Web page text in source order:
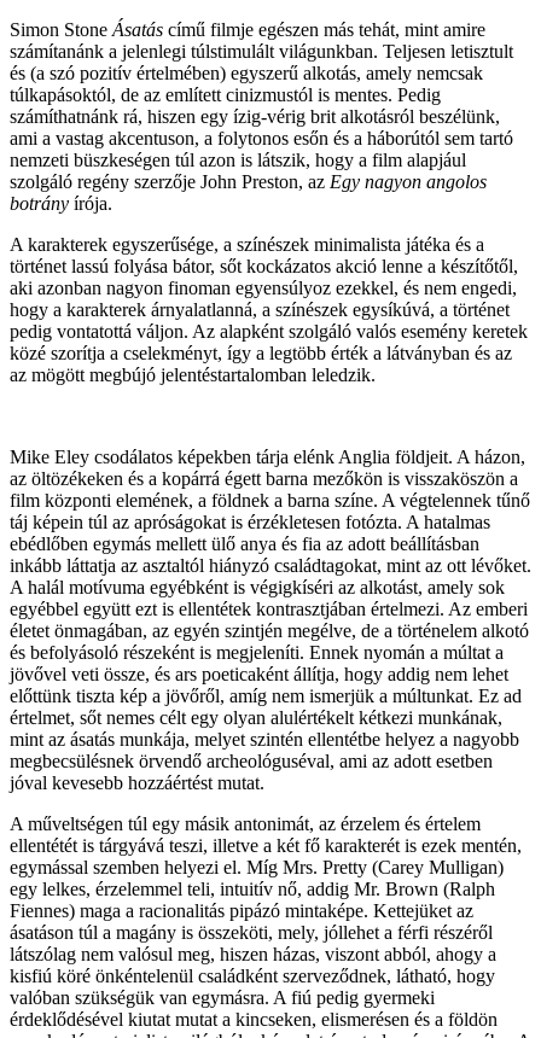
Simon Stone Ásatás című filmje egészen más tehát, mint amire
számítanánk a jelenlegi túlstimulált világunkban. Teljesen letisztult
és (a szó pozitív értelmében) egyszerű alkotás, amely nemcsak
túlkapásoktól, de az említett cinizmustól is mentes. Pedig
számíthatnánk rá, hiszen egy ízig-vérig brit alkotásról beszélünk,
ami a vastag akcentuson, a folytonos esőn és a háborútól sem tartó
nemzeti büszkeségen túl azon is látszik, hogy a film alapjául
szolgáló regény szerzője John Preston, az Egy nagyon angolos
botrány írója.
A karakterek egyszerűsége, a színészek minimalista játéka és a
történet lassú folyása bátor, sőt kockázatos akció lenne a készítőtől,
aki azonban nagyon finoman egyensúlyoz ezekkel, és nem engedi,
hogy a karakterek árnyalatlanná, a színészek egysíkúvá, a történet
pedig vontatottá váljon. Az alapként szolgáló valós esemény keretek
közé szorítja a cselekményt, így a legtöbb érték a látványban és az
az mögött megbújó jelentéstartalomban leledzik.
Mike Eley csodálatos képekben tárja elénk Anglia földjeit. A házon,
az öltözékeken és a kopárrá égett barna mezőkön is visszaköszön a
film központi elemének, a földnek a barna színe. A végtelennek tűnő
táj képein túl az apróságokat is érzékletesen fotózta. A hatalmas
ebédlőben egymás mellett ülő anya és fia az adott beállításban
inkább láttatja az asztaltól hiányzó családtagokat, mint az ott lévőket.
A halál motívuma egyébként is végigkíséri az alkotást, amely sok
egyébbel együtt ezt is ellentétek kontrasztjában értelmezi. Az emberi
életet önmagában, az egyén szintjén megélve, de a történelem alkotó
és befolyásoló részeként is megjeleníti. Ennek nyomán a múltat a
jövővel veti össze, és ars poeticaként állítja, hogy addig nem lehet
előttünk tiszta kép a jövőről, amíg nem ismerjük a múltunkat. Ez ad
értelmet, sőt nemes célt egy olyan alulértékelt kétkezi munkának,
mint az ásatás munkája, melyet szintén ellentétbe helyez a nagyobb
megbecsülésnek örvendő archeológuséval, ami az adott esetben
jóval kevesebb hozzáértést mutat.
A műveltségen túl egy másik antonimát, az érzelem és értelem
ellentétét is tárgyává teszi, illetve a két fő karakterét is ezek mentén,
egymással szemben helyezi el. Míg Mrs. Pretty (Carey Mulligan)
egy lelkes, érzelemmel teli, intuitív nő, addig Mr. Brown (Ralph
Fiennes) maga a racionalitás pipázó mintaképe. Kettejüket az
ásatáson túl a magány is összeköti, mely, jóllehet a férfi részéről
látszólag nem valósul meg, hiszen házas, viszont abból, ahogy a
kisfiú köré önkéntelenül családként szerveződnek, látható, hogy
valóban szükségük van egymásra. A fiú pedig gyermeki
érdeklődésével kiutat mutat a kincseken, elismerésen és a földön